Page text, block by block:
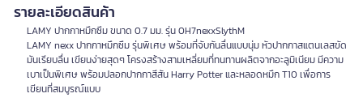
รายละเอียดสินค้า
LAMY ปากกาหมึกซึม ขนาด 0.7 มม. รุ่น 0H7nexxSlythM
LAMY nexx ปากกาหมึกซึม รุ่นพิเศษ พร้อมที่จับกันลื่นแบบนุ่ม หัวปากกาสแตนเลสขัด
มันเรียบลื่น เขียนง่ายสุดๆ โครงสร้างสามเหลี่ยมที่ทนทานผลิตจากอะลูมิเนียม มีความ
เบาเป็นพิเศษ พร้อมปลอกปากกาสีสัน Harry Potter และหลอดหมึก T10 เพื่อการ
เขียนที่สมบูรณ์แบบ